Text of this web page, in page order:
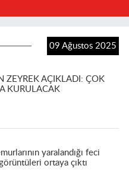
09 Ağustos 2025
ZEYREK AÇIKLADI: ÇOK
KURULACAK
yaralandığı feci
ortaya çıktı